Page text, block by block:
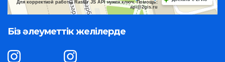
Для корректной работы Raster JS API нужен ключ. Помощь:
api@2gis.ru
Біз әлеуметтік желілерде